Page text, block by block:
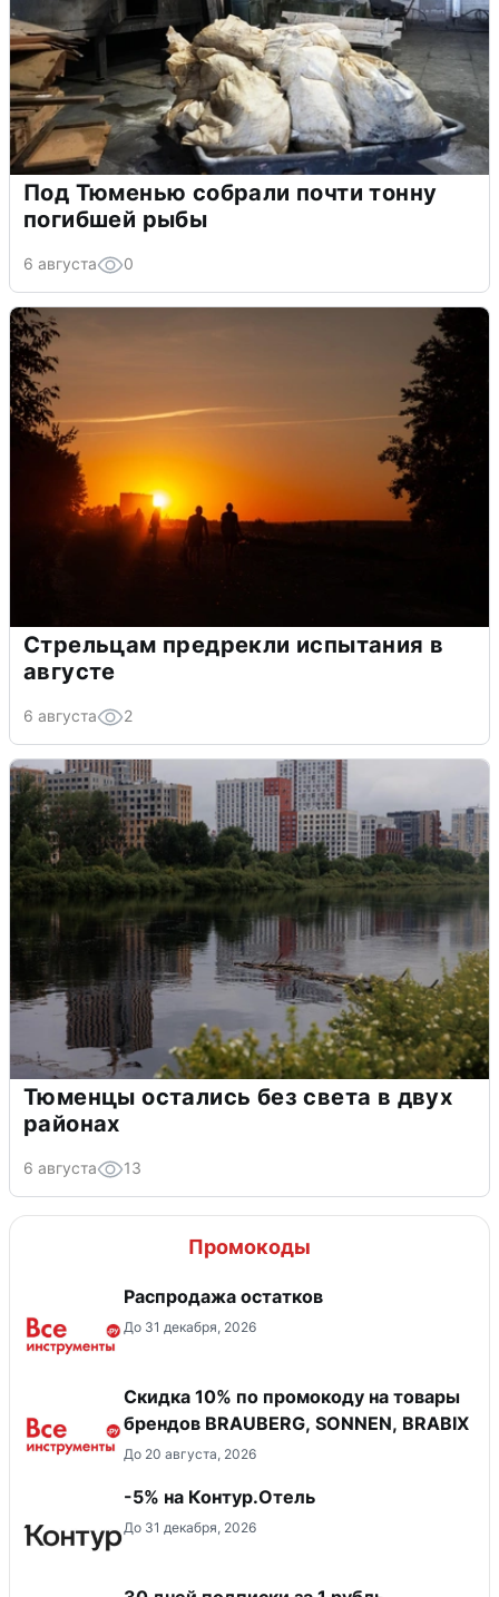
Под Тюменью собрали почти тонну
погибшей рыбы
6 августа 0
Стрельцам предрекли испытания в
августе
6 августа 2
Тюменцы остались без света в двух
районах
6 августа 13
Промокоды
Распродажа остатков
До 31 декабря, 2026
Скидка 10% по промокоду на товары
брендов BRAUBERG, SONNEN, BRABIX
До 20 августа, 2026
-5% на Контур.Отель
До 31 декабря, 2026